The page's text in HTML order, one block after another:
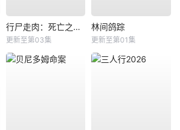
行尸走肉：死亡之城第三季
更新至第03集
林间鸽踪
更新至第01集